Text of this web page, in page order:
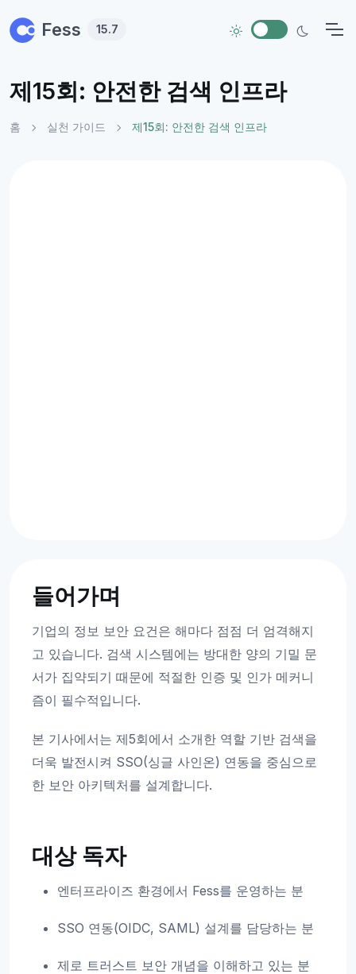
Fess 15.7
제15회: 안전한 검색 인프라
홈 실천 가이드 제15회: 안전한 검색 인프라
들어가며
기업의 정보 보안 요건은 해마다 점점 더 엄격해지
고 있습니다. 검색 시스템에는 방대한 양의 기밀 문
서가 집약되기 때문에 적절한 인증 및 인가 메커니
즘이 필수적입니다.
본 기사에서는 제5회에서 소개한 역할 기반 검색을
더욱 발전시켜 SSO(싱글 사인온) 연동을 중심으로
한 보안 아키텍처를 설계합니다.
대상 독자
엔터프라이즈 환경에서 Fess를 운영하는 분
SSO 연동(OIDC, SAML) 설계를 담당하는 분
제로 트러스트 보안 개념을 이해하고 있는 분